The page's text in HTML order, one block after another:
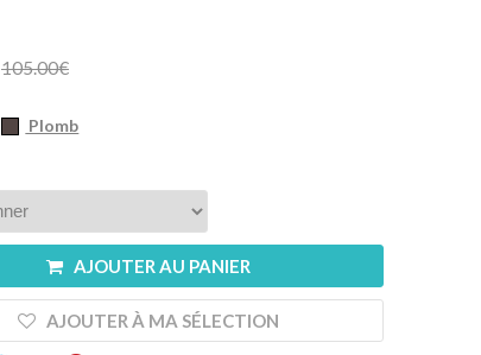
105.00€
Plomb
AJOUTER AU PANIER
AJOUTER À MA SÉLECTION